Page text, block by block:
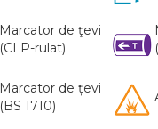
Marcator de ţevi
(CLP-rulat)
Marcator de țevi
(BS 1710)